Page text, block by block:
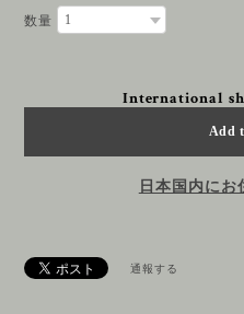
数量
International
Add
日本国内にお
通報する